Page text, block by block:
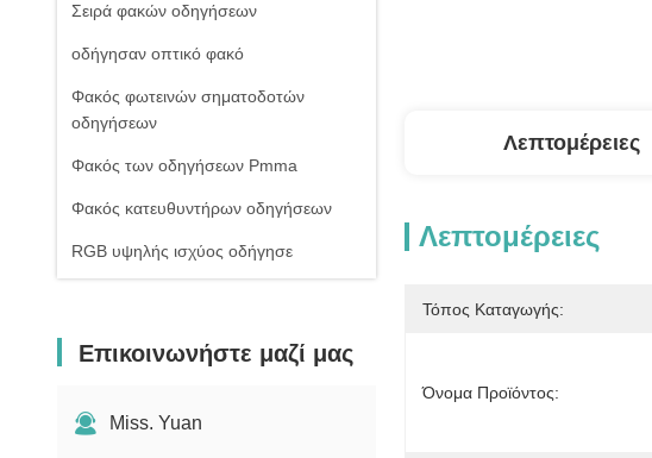
Σειρά φακών οδηγήσεων
οδήγησαν οπτικό φακό
Φακός φωτεινών σηματοδοτών
οδηγήσεων
Φακός των οδηγήσεων Pmma
Φακός κατευθυντήρων οδηγήσεων
RGB υψηλής ισχύος οδήγησε
δύναμης
Επικοινωνήστε μαζί μας
Miss. Yuan
Λεπτομέρειες
Λεπτομέρειες
Τόπος Καταγωγής:
Όνομα Προϊόντος: